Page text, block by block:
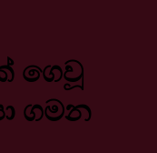
ගෙවූ
ගමන